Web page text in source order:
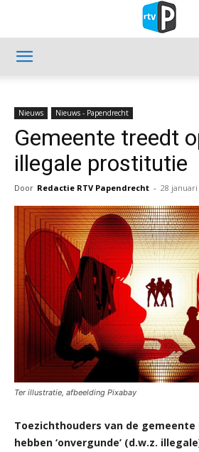
Nieuws Nieuws - Papendrecht
Gemeente treedt
illegale prostitutie
Door Redactie RTV Papendrecht - 28 januari
Ter illustratie, afbeelding Pixabay
Toezichthouders van de gemeente
hebben ‘onvergunde’ (d.w.z.